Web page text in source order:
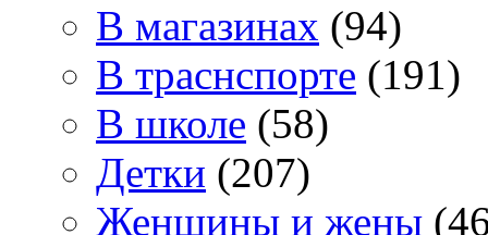
В магазинах (94)
В траснспорте (191)
В школе (58)
Детки (207)
Женщины и жены